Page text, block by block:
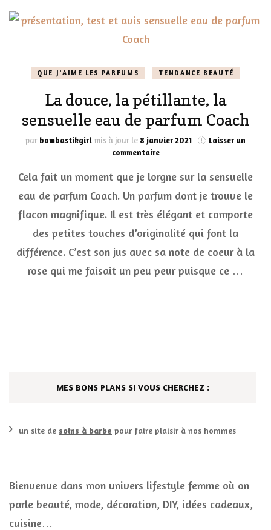
QUE J'AIME LES PARFUMS TENDANCE BEAUTÉ
La douce, la pétillante, la
sensuelle eau de parfum Coach
par bombastikgirl mis à jour le 8 janvier 2021
Laisser un
commentairesur
douce,
pétillante,
la
eau
de
Coach
Cela fait un moment que je lorgne sur la sensuelle
eau de parfum Coach. Un parfum dont je trouve le
flacon magnifique. Il est très élégant et comporte
des petites touches d’originalité qui font la
différence. C’est son jus avec sa note de coeur à la
rose qui me faisait un peu peur puisque ce …
MES BONS PLANS SI VOUS CHERCHEZ :
un site de soins à barbe pour faire plaisir à nos hommes
Bienvenue dans mon univers lifestyle femme où on
parle beauté, mode, décoration, DIY, idées cadeaux,
cuisine…